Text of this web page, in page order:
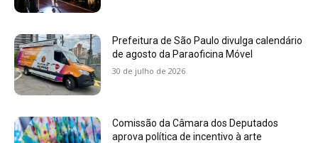
Prefeitura de São Paulo divulga calendário
de agosto da Paraoficina Móvel
30 de julho de 2026
Comissão da Câmara dos Deputados
aprova política de incentivo à arte